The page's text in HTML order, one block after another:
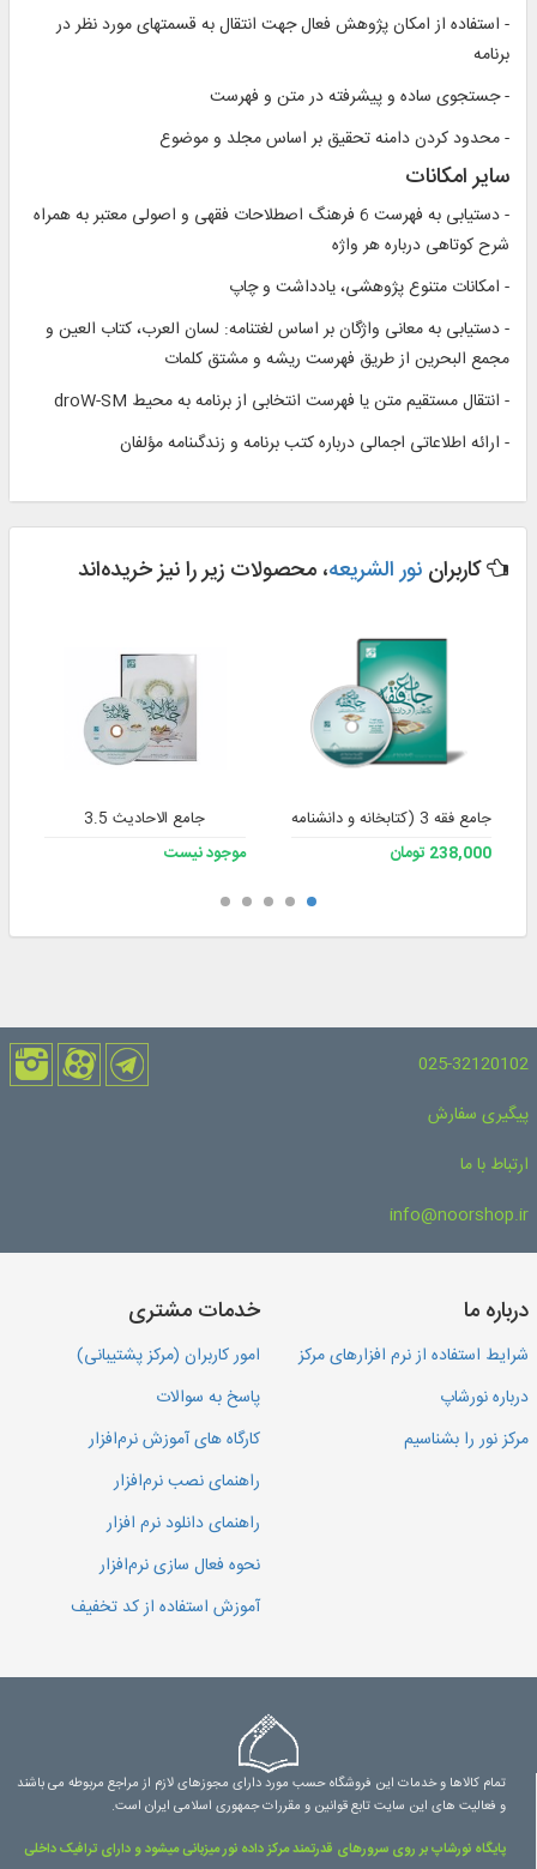
- استفاده از امكان پژوهش فعال جهت انتقال به قسمت‏هاى مورد نظر در
برنامه‏
- جستجوى ساده و پيشرفته در متن و فهرست‏
- محدود كردن دامنه تحقيق بر اساس مجلد و موضوع‏
ساير امكانات‏
- دستيابى به فهرست 6 فرهنگ اصطلاحات فقهى و اصولى معتبر به همراه
شرح كوتاهى درباره هر واژه‏
- امكانات متنوع پژوهشى، يادداشت و چاپ‏
- دستيابى به معانى واژگان بر اساس لغت‏نامه: لسان العرب، كتاب العين و
مجمع البحرين از طريق فهرست ريشه و مشتق كلمات‏
- انتقال مستقيم متن يا فهرست انتخابى از برنامه به محيط droW-SM
- ارائه اطلاعاتى اجمالى درباره كتب برنامه و زندگى‏نامه مؤلفان‏
کاربران نور الشریعه، محصولات زیر را نیز خریده‌اند
جامع فقه 3 (کتابخانه و دانشنامه تخصصی فقه)
238,000 تومان
جامع الاحادیث 3.5
موجود نیست
025-32120102
پیگیری سفارش
ارتباط با ما
info@noorshop.ir
درباره ما
شرایط استفاده از نرم افزارهای مرکز
درباره نورشاپ
مرکز نور را بشناسیم
خدمات مشتری
امور کاربران (مرکز پشتیبانی)
پاسخ به سوالات
کارگاه های آموزش نرم‌افزار
راهنمای نصب نرم‌افزار
راهنمای دانلود نرم افزار
نحوه فعال سازی نرم‌افزار
آموزش استفاده از کد تخفیف
تمام کالاها و خدمات این فروشگاه حسب مورد دارای مجوزهای لازم از مراجع مربوطه می باشند
و فعالیت های این سایت تابع قوانین و مقررات جمهوری اسلامی ایران است.
پایگاه نورشاپ بر روی سرورهای قدرتمند مرکز داده نور میزبانی میشود و دارای ترافیک داخلی